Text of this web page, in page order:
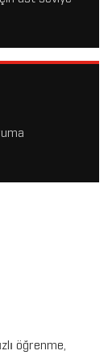
öğrenme,